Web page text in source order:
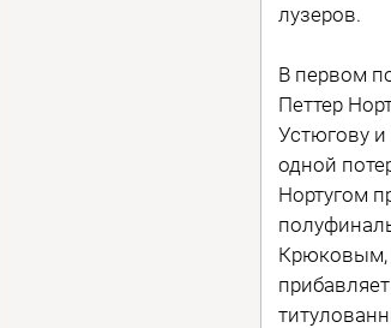
лузеров.
В первом
Петтер
Устюгову
одной
Нортугом
Крюковым,